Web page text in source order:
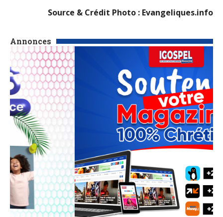
Annonces
Source & Crédit Photo : Evangeliques.info